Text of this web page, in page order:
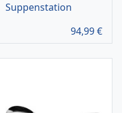
Suppenstation
94,99€